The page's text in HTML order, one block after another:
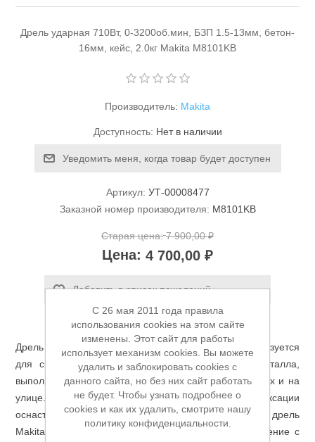
Садовая и силовая техника
Станки и оснастка
Аккумуляторы и ЗУ
Дрель ударная 710Вт, 0-3200об.мин, БЗП 1.5-13мм, бетон-
16мм, кейс, 2.0кг Makita M8101KB
Производитель: Makita
Доступность: Нет в наличии
Уведомить меня, когда товар будет доступен
Артикул: УТ-00008477
Заказной номер производителя: M8101KB
Старая цена: 7 900,00 ₽
Цена: 4 700,00 ₽
Добавить в список пожеланий
Дрель M8101KB с мощным двигателем 710 Вт используется
для сборки тяжелых конструкций из дерева и металла,
выполнении ремонтных и отделочных работ в зданиях и на
улице. Кулачковый патрон способствует надежной фиксации
оснастки. Размер патрона составляет 13 мм. Ударная дрель
Makita M8101KB имеет два режима работы - сверление с
C 26 мая 2011 года правила
использования cookies на этом сайте
изменены. Этот сайт для работы
использует механизм cookies. Вы можете
удалить и заблокировать cookies с
данного сайта, но без них сайт работать
не будет. Чтобы узнать подробнее о
cookies и как их удалить, смотрите нашу
политику конфиденциальности.